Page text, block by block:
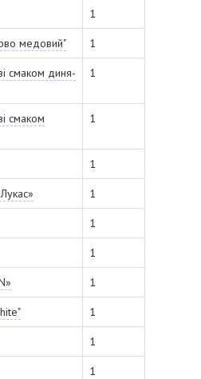
1
медовий" 1
смаком диня-
1
смаком
1
1
1
1
1
1
1
1
1